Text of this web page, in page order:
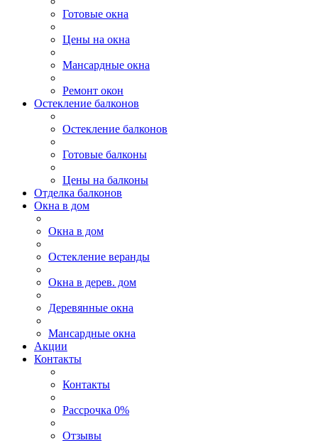
Готовые окна
Цены на окна
Мансардные окна
Ремонт окон
Остекление балконов
Остекление балконов
Готовые балконы
Цены на балконы
Отделка балконов
Окна в дом
Окна в дом
Остекление веранды
Окна в дерев. дом
Деревянные окна
Мансардные окна
Акции
Контакты
Контакты
Рассрочка 0%
Отзывы